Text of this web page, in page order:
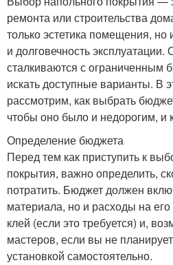
ремонта или строительства
только эстетика помещения, но
и долговечность
сталкиваются с ограниченным
искать доступные варианты. В
рассмотрим, как выбрать
чтобы оно было и недорогим, и
Определение бюджета
Перед тем как приступить к
покрытия, важно определить,
потратить. Бюджет должен
материала, но и расходы на его
клей (если это требуется) и,
мастеров, если вы не
установкой самостоятельно.